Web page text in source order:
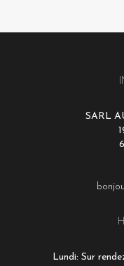
SARL
Lundi: Sur